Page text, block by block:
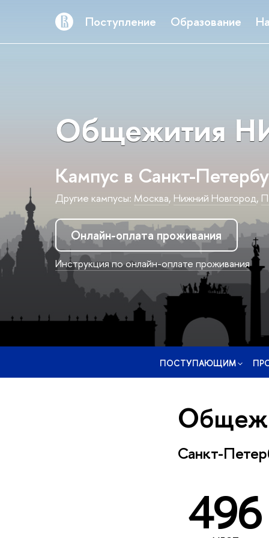
Поступление Образование
Общежития
Кампус в Санкт-
Другие кампусы: Москва, Нижний Новгород,
Онлайн-оплата проживания
Инструкция по онлайн-оплате проживания
ПОСТУПАЮЩИМ
Санкт-
496